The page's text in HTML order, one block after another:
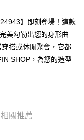
即使用無須另外申請。
自動跳轉到大哥付的交易
截止日，確認付款後即完
確認頁面所載為準。
每月結算日後寄送繳費提
付方式。 讓您購物簡單
】即刻登場！這款
美勾勒出您的身形曲
搭或休閒聚會，它都
SHOP，為您的造型
相關推薦